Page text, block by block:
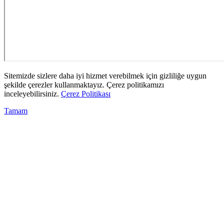
Sitemizde sizlere daha iyi hizmet verebilmek için gizliliğe uygun
şekilde çerezler kullanmaktayız. Çerez politikamızı
inceleyebilirsiniz. Çerez Politikası
Tamam